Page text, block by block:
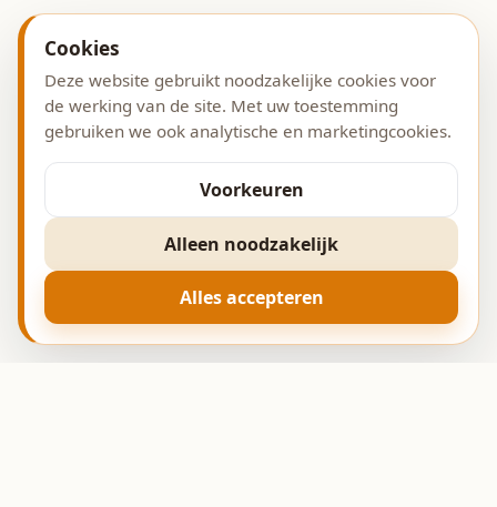
Cookies
Deze website gebruikt noodzakelijke cookies voor
de werking van de site. Met uw toestemming
gebruiken we ook analytische en marketingcookies.
Voorkeuren
Alleen noodzakelijk
Alles accepteren